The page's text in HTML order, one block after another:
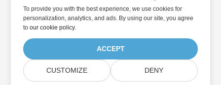
To provide you with the best experience, we use cookies for
personalization, analytics, and ads. By using our site, you agree
toour cookie policy.
ACCEPT
CUSTOMIZE DENY